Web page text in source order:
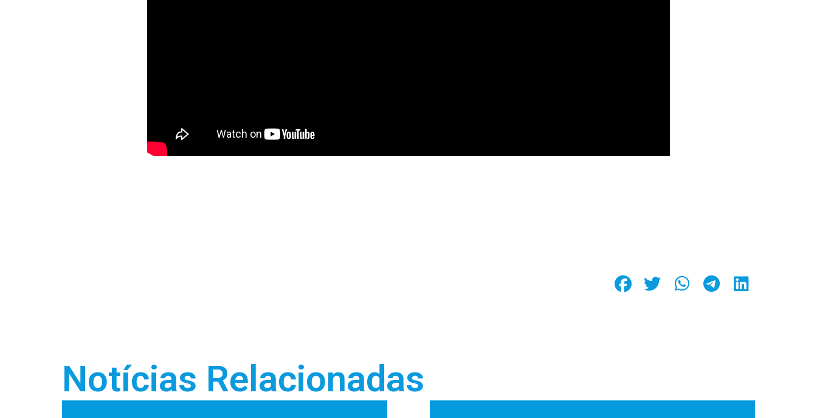
Notícias Relacionadas